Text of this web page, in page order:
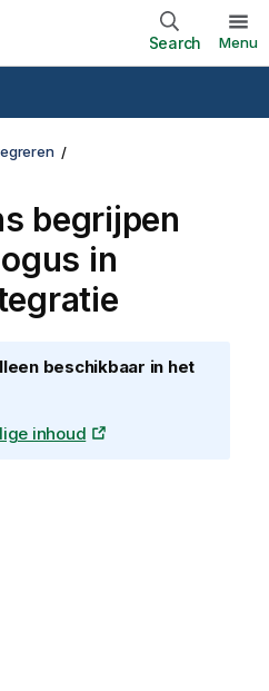
Search Menu
begrijpen
in
beschikbaar in het
inhoud